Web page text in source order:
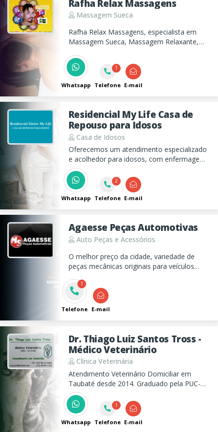
Rafha Relax Massagens
Massagem Sueca
Rafha Relax Massagens, especialista em
Massagem Sueca, Massagem Relaxante,
Sensitive para bem-estar profundo. Agende
agora!
Whatsapp
1
Telefone E-mail
Residencial My Life Casa de
Repouso para Idosos
Casa de Idosos
Oferecemos um atendimento especializado
e acolhedor para idosos, com enfermagem
24 horas, serviços de fisioterapia, nutrição e
atividades terapêuticas, garantindo
qualidade de vida e conforto aos nossos
residentes.
Whatsapp
2
Telefone E-mail
Agaesse Peças Automotivas
Auto Peças e Acessórios
O melhor preço da cidade, variedade de
peças mecânicas originais para veículos
qualificados, estacionamento próprio.
1
Telefone E-mail
Dr. Thiago Luiz Santos Tross -
Médico Veterinário
Clínica Veterinária
Atendimento Veterinário Domiciliar em
Taubaté desde 2014. Graduado pela PUC-
MG (2012)
Whatsapp
1
Telefone E-mail